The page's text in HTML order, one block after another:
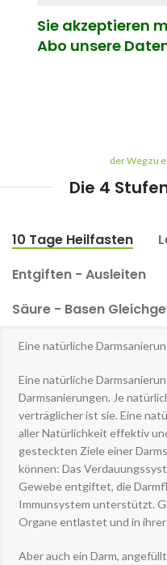
Sie akzeptieren
Abo unsere
der Weg zu
Die 4
10 Tage Heilfasten
Entgiften - Ausleiten
Säure - Basen
Eine natürliche
Eine natürliche
Darmsanierungen. Je
verträglicher ist sie. Eine
aller Natürlichkeit effektiv
gesteckten Ziele einer
können: Das
Gewebe entgiftet, die
Immunsystem unterstützt.
Organe entlastet und in
Aber auch ein Darm,